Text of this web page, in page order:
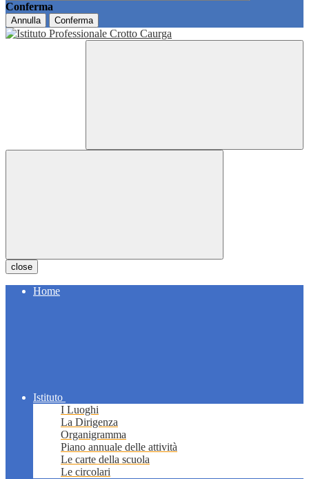
Conferma
Annulla Conferma
close
Home
Istituto
I Luoghi
La Dirigenza
Organigramma
Piano annuale delle attività
Le carte della scuola
Le circolari